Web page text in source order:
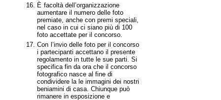
È facoltà dell’organizzazione
aumentare il numero delle foto
premiate, anche con premi speciali,
nel caso in cui ci siano più di 100
foto accettate per il concorso.
Con l’invio delle foto per il concorso
i partecipanti accettano il presente
regolamento in tutte le sue parti. Si
specifica fin da ora che il concorso
fotografico nasce al fine di
condividere la le immagini dei nostri
beniamini di casa. Chiunque può
rimanere in esposizione e